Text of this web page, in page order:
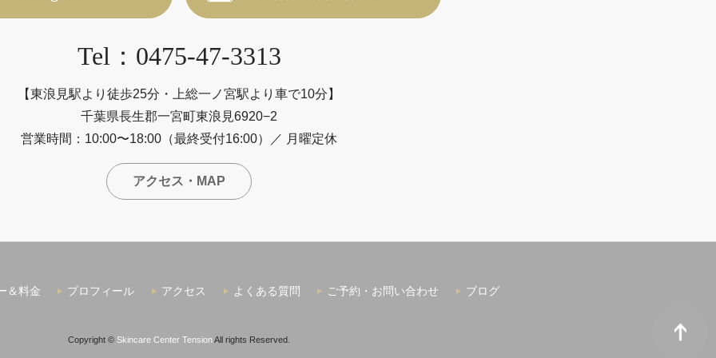
Tel：0475-47-3313
【東浪見駅より徒歩25分・上総一ノ宮駅より車で10分】
千葉県長生郡一宮町東浪見6920−2
営業時間：10:00〜18:00（最終受付16:00）／ 月曜定休
アクセス・MAP
＆料金 プロフィール アクセス よくある質問 ご予約・お問い合わせ ブログ
Copyright © Skincare Center TensionAll rights Reserved.